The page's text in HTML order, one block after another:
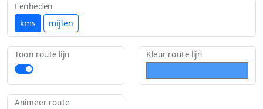
kms mijlen
Eenheden
Toon route lijn Kleur route lijn
Animeer route